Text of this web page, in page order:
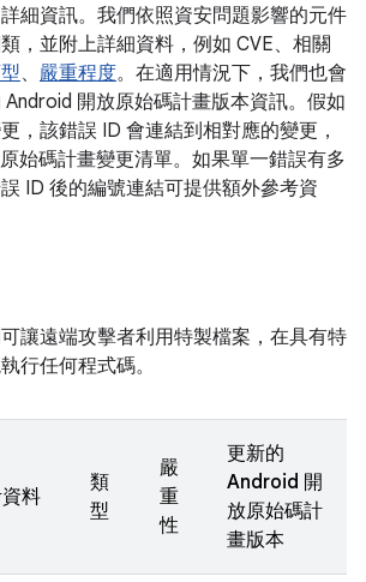
細資訊。我們依照資安問題影響的元件
，並附上詳細資料，例如 CVE、相關
、 嚴重程度。在適用情況下，我們也會
開放原始碼計畫版本資訊。假如
，該錯誤 ID 會連結到相對應的變更，
始碼計畫變更清單。如果單一錯誤有多
ID 後的編號連結可提供額外參考資
讓遠端攻擊者利用特製檔案，在具有特
行任何程式碼。
料
類
型
嚴
重
性
更新的
Android 開
放原始碼計
畫版本